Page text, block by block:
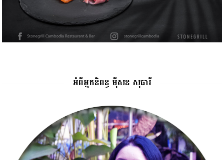
អំពីអ្នកនិពន្ធ ម៉ីសន សុធារី